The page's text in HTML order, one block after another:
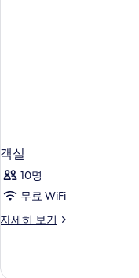
객실
10명
무료 WiFi
자세히 보기
객